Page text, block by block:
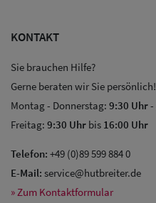
KONTAKT
Sie brauchen Hilfe?
Gerne beraten wir Sie persönlich!
Montag - Donnerstag: 9:30 Uhr-
Freitag: 9:30 Uhr bis 16:00 Uhr
Telefon: +49 (0)89 599 884 0
E-Mail: service@hutbreiter.de
» Zum Kontaktformular